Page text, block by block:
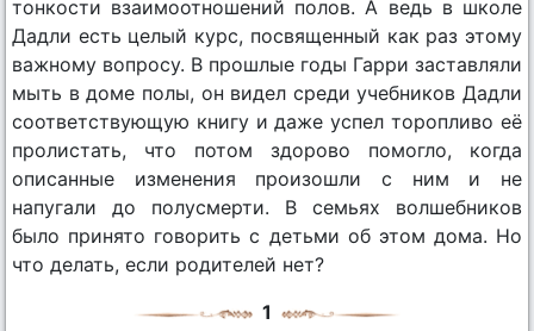
тонкости взаимоотношений полов. А ведь в школе
Дадли есть целый курс, посвященный как раз этому
важному вопросу. В прошлые годы Гарри заставляли
мыть в доме полы, он видел среди учебников Дадли
соответствующую книгу и даже успел торопливо её
пролистать, что потом здорово помогло, когда
описанные изменения произошли с ним и не
напугали до полусмерти. В семьях волшебников
было принято говорить с детьми об этом дома. Но
что делать, если родителей нет?
1